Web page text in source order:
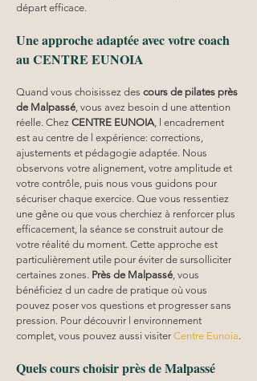
départ efficace.
Une approche adaptée avec votre coach
au CENTRE EUNOIA
Quand vous choisissez des cours de pilates près
de Malpassé , vous avez besoin d une attention
réelle. Chez CENTRE EUNOIA , l encadrement
est au centre de l expérience: corrections,
ajustements et pédagogie adaptée. Nous
observons votre alignement, votre amplitude et
votre contrôle, puis nous vous guidons pour
sécuriser chaque exercice. Que vous ressentiez
une gêne ou que vous cherchiez à renforcer plus
efficacement, la séance se construit autour de
votre réalité du moment. Cette approche est
particulièrement utile pour éviter de sursolliciter
certaines zones. Près de Malpassé , vous
bénéficiez d un cadre de pratique où vous
pouvez poser vos questions et progresser sans
pression. Pour découvrir l environnement
complet, vous pouvez aussi visiter Centre Eunoia.
Quels cours choisir près de Malpassé